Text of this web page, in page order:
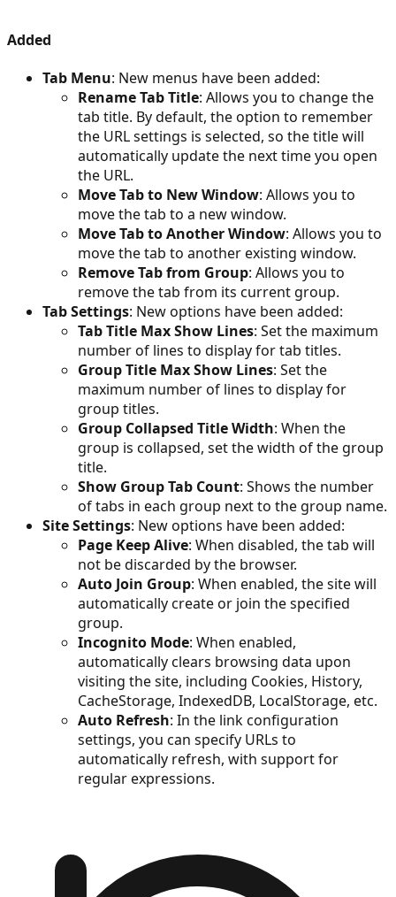
Added
Tab Menu: New menus have been added:
Rename Tab Title: Allows you to change the
tab title. By default, the option to remember
the URL settings is selected, so the title will
automatically update the next time you open
the URL.
Move Tab to New Window: Allows you to
move the tab to a new window.
Move Tab to Another Window: Allows you to
move the tab to another existing window.
Remove Tab from Group: Allows you to
remove the tab from its current group.
Tab Settings: New options have been added:
Tab Title Max Show Lines: Set the maximum
number of lines to display for tab titles.
Group Title Max Show Lines: Set the
maximum number of lines to display for
group titles.
Group Collapsed Title Width: When the
group is collapsed, set the width of the group
title.
Show Group Tab Count: Shows the number
of tabs in each group next to the group name.
Site Settings: New options have been added:
Page Keep Alive: When disabled, the tab will
not be discarded by the browser.
Auto Join Group: When enabled, the site will
automatically create or join the specified
group.
Incognito Mode: When enabled,
automatically clears browsing data upon
visiting the site, including Cookies, History,
CacheStorage, IndexedDB, LocalStorage, etc.
Auto Refresh: In the link configuration
settings, you can specify URLs to
automatically refresh, with support for
regular expressions.